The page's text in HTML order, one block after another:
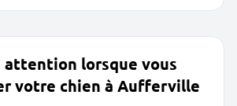
attention lorsque vous
votre chien à Aufferville